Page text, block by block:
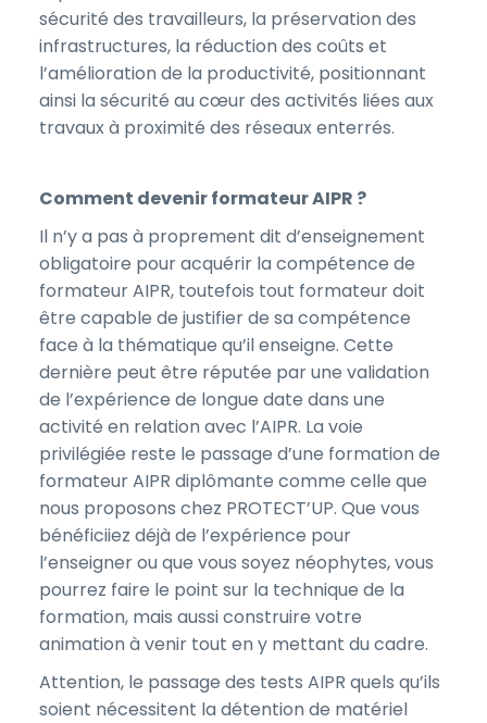
sécurité des travailleurs, la préservation des
infrastructures, la réduction des coûts et
l’amélioration de la productivité, positionnant
ainsi la sécurité au cœur des activités liées aux
travaux à proximité des réseaux enterrés.
Comment devenir formateur AIPR ?
Il n’y a pas à proprement dit d’enseignement
obligatoire pour acquérir la compétence de
formateur AIPR, toutefois tout formateur doit
être capable de justifier de sa compétence
face à la thématique qu’il enseigne. Cette
dernière peut être réputée par une validation
de l’expérience de longue date dans une
activité en relation avec l’AIPR. La voie
privilégiée reste le passage d’une formation de
formateur AIPR diplômante comme celle que
nous proposons chez PROTECT’UP. Que vous
bénéficiiez déjà de l’expérience pour
l’enseigner ou que vous soyez néophytes, vous
pourrez faire le point sur la technique de la
formation, mais aussi construire votre
animation à venir tout en y mettant du cadre.
Attention, le passage des tests AIPR quels qu’ils
soient nécessitent la détention de matériel